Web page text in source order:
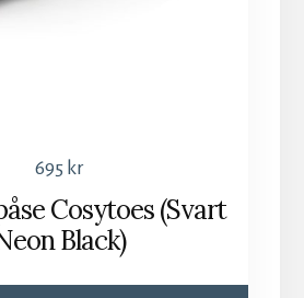
695 kr
Cosytoes (Svart
Black)